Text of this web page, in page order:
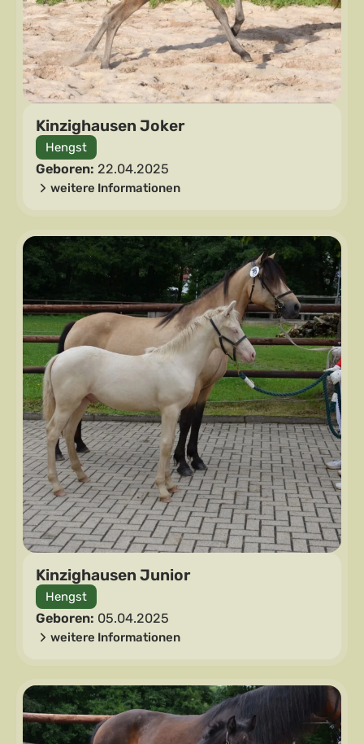
Kinzighausen Joker
Hengst
Geboren: 22.04.2025
weitere Informationen
Kinzighausen Junior
Hengst
Geboren: 05.04.2025
weitere Informationen